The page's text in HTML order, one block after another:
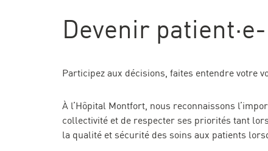
Devenir
Participez aux décisions, faites entendre votre
À l’Hôpital Montfort, nous reconnaissons
collectivité et de respecter ses priorités tant
la qualité et sécurité des soins aux patients